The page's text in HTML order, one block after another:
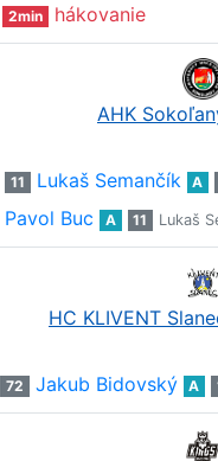
2min hákovanie
AHK
11 Lukaš Semančík A
Pavol Buc A 11 Lukaš
HC KLIVENT
72 Jakub Bidovský A